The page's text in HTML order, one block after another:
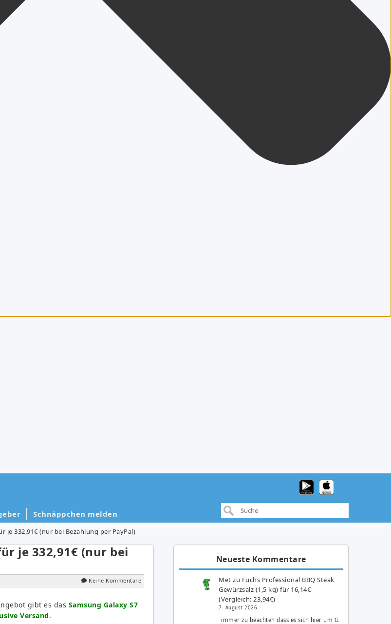
Schnäppchen melden
je 332,91€ (nur bei Bezahlung per PayPal)
je 332,91€ (nur bei
Keine Kommentare
gibt es das Samsung Galaxy S7
Versand.
Neueste Kommentare
Met zu Fuchs Professional BBQ Steak
Gewürzsalz (1,5 kg) für 16,14€
(Vergleich: 23,94€)
7. August 2026
immer zu beachten dass es sich hier um G